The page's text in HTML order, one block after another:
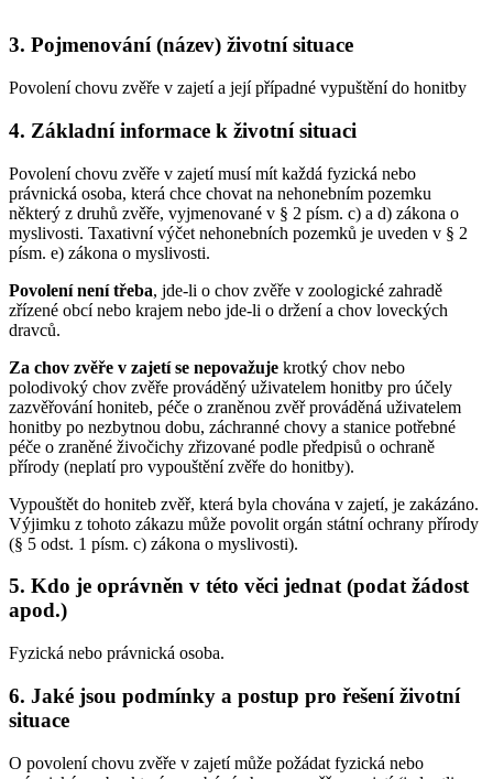
3. Pojmenování (název) životní situace
Povolení chovu zvěře v zajetí a její případné vypuštění do honitby
4. Základní informace k životní situaci
Povolení chovu zvěře v zajetí musí mít každá fyzická nebo
právnická osoba, která chce chovat na nehonebním pozemku
některý z druhů zvěře, vyjmenované v § 2 písm. c) a d) zákona o
myslivosti. Taxativní výčet nehonebních pozemků je uveden v § 2
písm. e) zákona o myslivosti.
Povolení není třeba, jde-li o chov zvěře v zoologické zahradě
zřízené obcí nebo krajem nebo jde-li o držení a chov loveckých
dravců.
Za chov zvěře v zajetí se nepovažuje krotký chov nebo
polodivoký chov zvěře prováděný uživatelem honitby pro účely
zazvěřování honiteb, péče o zraněnou zvěř prováděná uživatelem
honitby po nezbytnou dobu, záchranné chovy a stanice potřebné
péče o zraněné živočichy zřizované podle předpisů o ochraně
přírody (neplatí pro vypouštění zvěře do honitby).
Vypouštět do honiteb zvěř, která byla chována v zajetí, je zakázáno.
Výjimku z tohoto zákazu může povolit orgán státní ochrany přírody
(§ 5 odst. 1 písm. c) zákona o myslivosti).
5. Kdo je oprávněn v této věci jednat (podat žádost
apod.)
Fyzická nebo právnická osoba.
6. Jaké jsou podmínky a postup pro řešení životní
situace
O povolení chovu zvěře v zajetí může požádat fyzická nebo